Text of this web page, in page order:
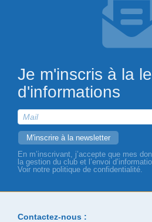
Je m'inscris à la
d'informations
En m’inscrivant, j’accepte que mes
la gestion du club et l’envoi
Voir notre politique de confidentialité.
Contactez-nous :